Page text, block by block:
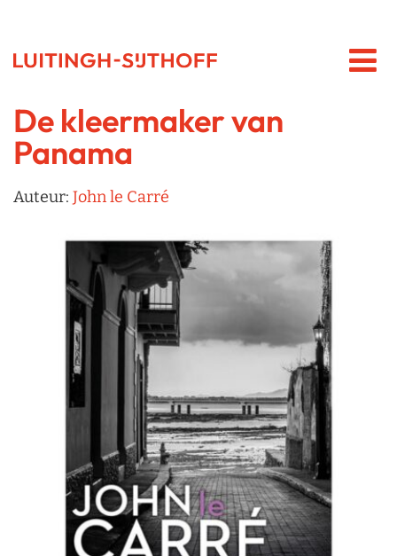
De kleermaker van
Panama
Auteur: John le Carré